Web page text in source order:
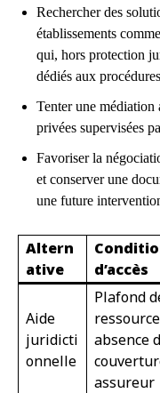
Rechercher des
établissements
qui, hors protection
dédiés aux
Tenter une médiation
privées supervisées
Favoriser la
et conserver une
une future
Altern
ative
d’accès
Aide
juridicti
onnelle
Plafond
absence
assureur